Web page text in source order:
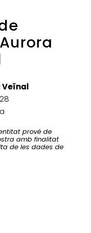
Veïnal
prové de
amb finalitat
de les dades de